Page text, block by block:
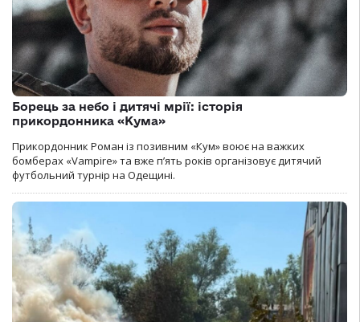
Борець за небо і дитячі мрії: історія
прикордонника «Кума»
Прикордонник Роман із позивним «Кум» воює на важких
бомберах «Vampire» та вже п’ять років організовує дитячий
футбольний турнір на Одещині.